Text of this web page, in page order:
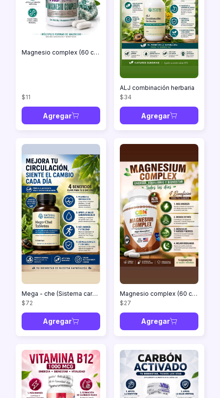
Magnesio complex (60 cápsulas)
$11
Agregar
ALJ combinación herbaria
$34
Agregar
Mega - che (Sistema cardiovascular) 90 capsulas
$72
Agregar
Magnesio complex (60 cápsulas)
$27
Agregar